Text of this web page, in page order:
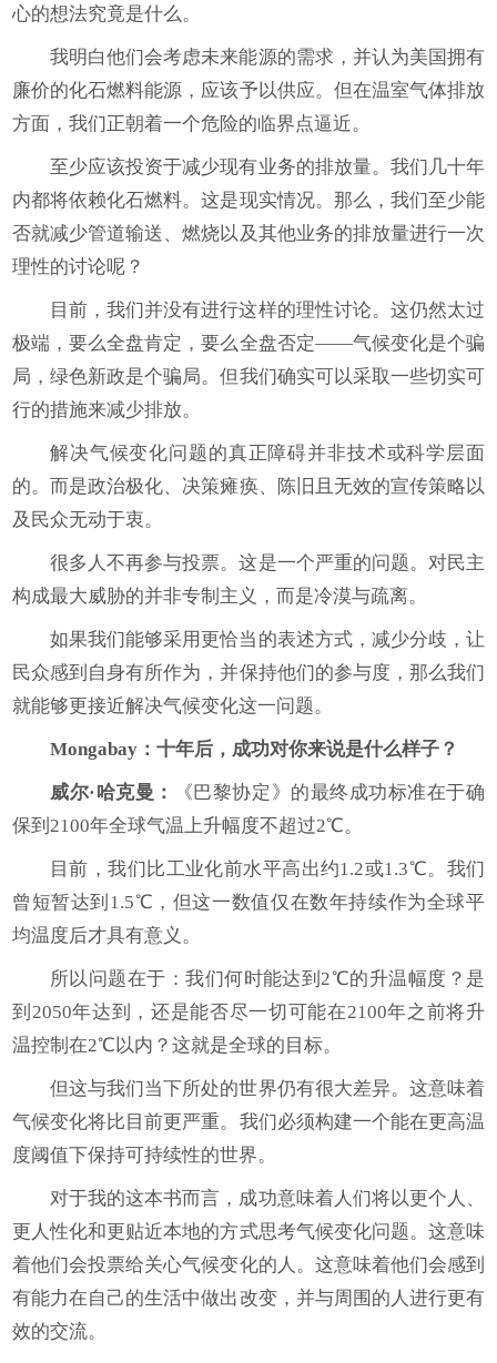
心的想法究竟是什么。
我明白他们会考虑未来能源的需求，并认为美国拥有
廉价的化石燃料能源，应该予以供应。但在温室气体排放
方面，我们正朝着一个危险的临界点逼近。
至少应该投资于减少现有业务的排放量。我们几十年
内都将依赖化石燃料。这是现实情况。那么，我们至少能
否就减少管道输送、燃烧以及其他业务的排放量进行一次
理性的讨论呢？
目前，我们并没有进行这样的理性讨论。这仍然太过
极端，要么全盘肯定，要么全盘否定——气候变化是个骗
局，绿色新政是个骗局。但我们确实可以采取一些切实可
行的措施来减少排放。
解决气候变化问题的真正障碍并非技术或科学层面
的。而是政治极化、决策瘫痪、陈旧且无效的宣传策略以
及民众无动于衷。
很多人不再参与投票。这是一个严重的问题。对民主
构成最大威胁的并非专制主义，而是冷漠与疏离。
如果我们能够采用更恰当的表述方式，减少分歧，让
民众感到自身有所作为，并保持他们的参与度，那么我们
就能够更接近解决气候变化这一问题。
Mongabay ：十年后，成功对你来说是什么样子？
威尔·哈克曼：
《巴黎协定》的最终成功标准在于确
保到2100年全球气温上升幅度不超过2℃。
目前，我们比工业化前水平高出约1.2或1.3℃。我们
曾短暂达到1.5℃，但这一数值仅在数年持续作为全球平
均温度后才具有意义。
所以问题在于：我们何时能达到2℃的升温幅度？是
到2050年达到，还是能否尽一切可能在2100年之前将升
温控制在2℃以内？这就是全球的目标。
但这与我们当下所处的世界仍有很大差异。这意味着
气候变化将比目前更严重。我们必须构建一个能在更高温
度阈值下保持可持续性的世界。
对于我的这本书而言，成功意味着人们将以更个人、
更人性化和更贴近本地的方式思考气候变化问题。这意味
着他们会投票给关心气候变化的人。这意味着他们会感到
有能力在自己的生活中做出改变，并与周围的人进行更有
效的交流。